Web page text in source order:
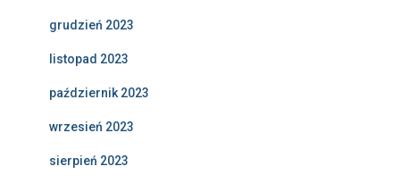
grudzień 2023
listopad 2023
październik 2023
wrzesień 2023
sierpień 2023